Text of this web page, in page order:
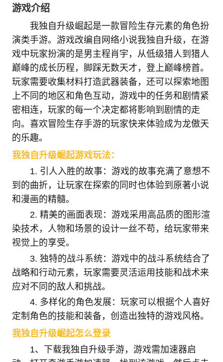
游戏介绍
我独自升级崛起是一款冒险生存元素的角色扮
演类手游。游戏改编自网络小说我独自升级，在游
戏中玩家扮演的是男主程肖宇，从低级猎人到猎人
巅峰的成长历程，脚踩无数天才，登上巅峰榜首。
玩家需要收集材料打造武器装备，还可以探索地图
上不同的地区和角色互动，游戏中的任务和剧情紧
密相连，玩家的每一个决定都将影响到剧情的走
向。喜欢冒险生存手游的玩家快来体验成为龙傲天
的乐趣。
我独自升级崛起游戏玩法：
1. 引人入胜的故事：游戏的故事充满了意想不
到的曲折，让玩家在探索的同时也体验到原著小说
和漫画的精髓。
2. 精美的画面表现：游戏采用高品质的图形渲
染技术，人物和场景的设计一丝不苟，给玩家带来
视觉上的享受。
3. 独特的战斗系统：游戏中的战斗系统结合了
战略和行动元素，玩家需要灵活运用技能和战术来
应对不同的敌人和挑战。
4. 多样化的角色发展：玩家可以根据个人喜好
定制角色的技能和装备，创造出独特的游戏风格。
我独自升级崛起怎么登录
1、下载我独自升级手游，游戏需加速器启